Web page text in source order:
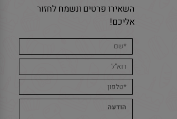
השאירו פרטים ונשמח לחזור
אליכם!